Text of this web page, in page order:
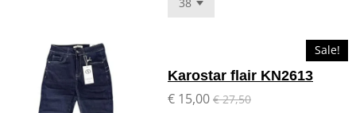
Sale!
Karostar flair KN2613
€ 15,00 € 27,50